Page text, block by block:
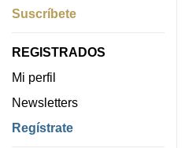
Suscríbete
REGISTRADOS
Mi perfil
Newsletters
Regístrate